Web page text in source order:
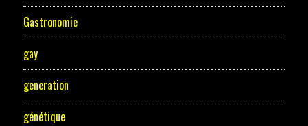
Gastronomie
gay
generation
génétique